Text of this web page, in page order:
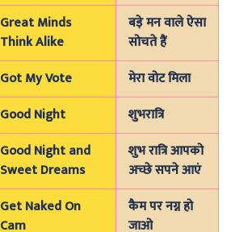
Great Minds
Think Alike
बड़े मन वाले ऐसा
सोचते हैं
Got My Vote
मेरा वोट मिला
Good Night शुभरात्रि
Good Night and
Sweet Dreams
शुभ रात्रि आपको
अच्छे सपने आएं
Get Naked On
Cam
कैम पर नग्न हो
जाओ